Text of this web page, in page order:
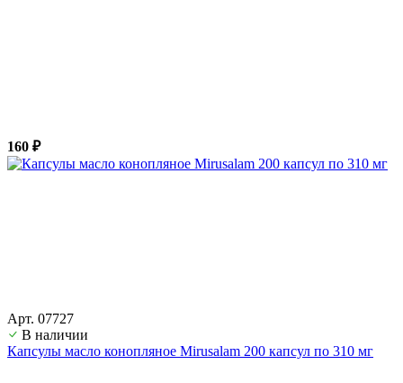
160 ₽
Арт. 07727
В наличии
Капсулы масло конопляное Mirusalam 200 капсул по 310 мг